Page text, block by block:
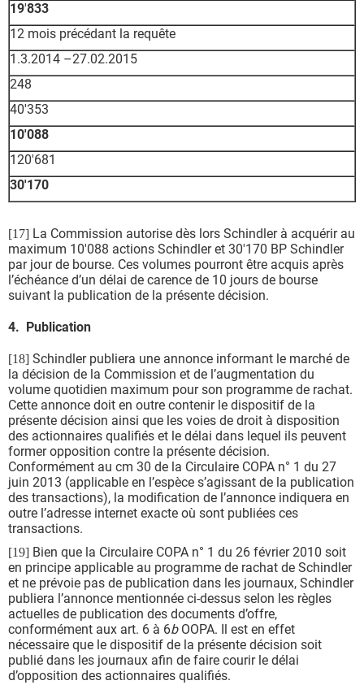
19'833
12 mois précédant la requête
1.3.2014 –27.02.2015
248
40'353
10'088
120'681
30'170
[17] La Commission autorise dès lors Schindler à acquérir au
maximum 10'088 actions Schindler et 30'170 BP Schindler
par jour de bourse. Ces volumes pourront être acquis après
l’échéance d’un délai de carence de 10 jours de bourse
suivant la publication de la présente décision.
4. Publication
[18] Schindler publiera une annonce informant le marché de
la décision de la Commission et de l’augmentation du
volume quotidien maximum pour son programme de rachat.
Cette annonce doit en outre contenir le dispositif de la
présente décision ainsi que les voies de droit à disposition
des actionnaires qualifiés et le délai dans lequel ils peuvent
former opposition contre la présente décision.
Conformément au cm 30 de la Circulaire COPA n° 1 du 27
juin 2013 (applicable en l’espèce s’agissant de la publication
des transactions), la modification de l’annonce indiquera en
outre l’adresse internet exacte où sont publiées ces
transactions.
[19] Bien que la Circulaire COPA n° 1 du 26 février 2010 soit
en principe applicable au programme de rachat de Schindler
et ne prévoie pas de publication dans les journaux, Schindler
publiera l’annonce mentionnée ci-dessus selon les règles
actuelles de publication des documents d’offre,
conformément aux art. 6 à 6bOOPA. Il est en effet
nécessaire que le dispositif de la présente décision soit
publié dans les journaux afin de faire courir le délai
d’opposition des actionnaires qualifiés.